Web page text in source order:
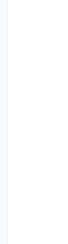
بر دانش فنی و
برمی‌دارد. ما
و زیربنای
تصفیه آب
نوین
آبی ارائه
جمله تأمین آب
شده‌اند.
کیفی، ارائه
برای تضمین
در